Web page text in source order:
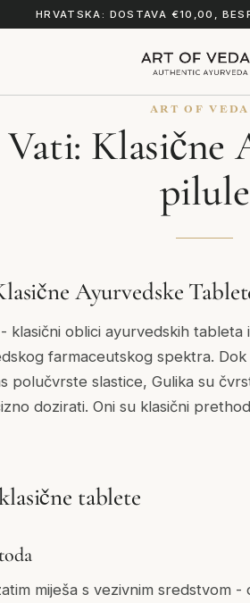
HRVATSKA: DOSTAVA €10,00,
ART OF
Klasične
pilule
Ayurvedske
- klasični oblici ayurvedskih
farmaceutskog spektra. Dok
polučvrste slastice, Gulika su
dozirati. Oni su klasični
tablete
miješa s vezivnim sredstvom